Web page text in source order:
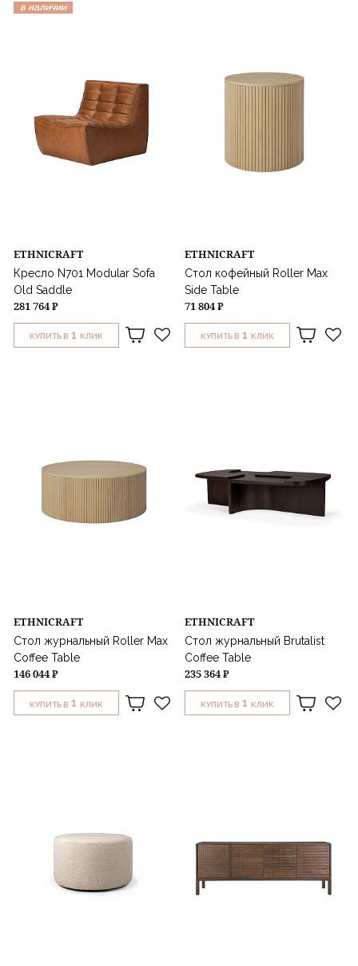
в наличии
ETHNICRAFT
Кресло N701 Modular Sofa
Old Saddle
281 764 ₽
КУПИТЬ В 1 КЛИК
ETHNICRAFT
Стол кофейный Roller Max
Side Table
71 804 ₽
КУПИТЬ В 1 КЛИК
ETHNICRAFT
Стол журнальный Roller Max
Coffee Table
146 044 ₽
КУПИТЬ В 1 КЛИК
ETHNICRAFT
Стол журнальный Brutalist
Coffee Table
235 364 ₽
КУПИТЬ В 1 КЛИК